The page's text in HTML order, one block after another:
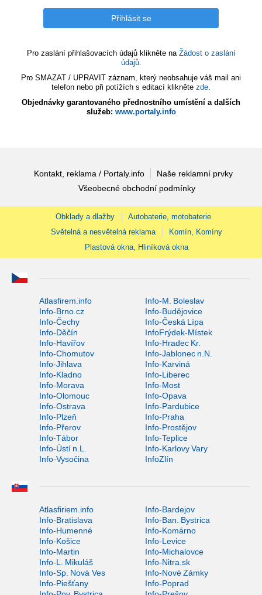
Pro zaslání přihlašovacích údajů klikněte na Žádost o zaslání
údajů.
Pro SMAZAT / UPRAVIT záznam, který neobsahuje váš mail ani
telefon nebo při potížích s editací klikněte zde.
Objednávky garantovaného přednostního umístění a dalších
služeb: www.portaly.info
Kontakt, reklama / Portaly.info
Naše reklamní prvky
Všeobecné obchodní podmínky
Obklady a dlažby
Autobaterie, motobaterie
Světelná a nesvětelná reklama
Komín, Komíny
Plastová okna, Hliníková okna
Atlasfirem.info
Info-M. Boleslav
Info-Brno.cz
Info-Budějovice
Info-Čechy
Info-Česká Lípa
Info-Děčín
InfoFrýdek-Místek
Info-Havířov
Info-Hradec Kr.
Info-Chomutov
Info-Jablonec n.N.
Info-Jihlava
Info-Karviná
Info-Kladno
Info-Liberec
Info-Morava
Info-Most
Info-Olomouc
Info-Opava
Info-Ostrava
Info-Pardubice
Info-Plzeň
Info-Praha
Info-Přerov
Info-Prostějov
Info-Tábor
Info-Teplice
Info-Ústí n.L.
Info-Karlovy Vary
Info-Vysočina
InfoZlín
Atlasfiriem.info
Info-Bardejov
Info-Bratislava
Info-Ban. Bystrica
Info-Humenné
Info-Komárno
Info-Košice
Info-Levice
Info-Martin
Info-Michalovce
Info-L. Mikuláš
Info-Nitra.sk
Info-Sp. Nová Ves
Info-Nové Zámky
Info-Piešťany
Info-Poprad